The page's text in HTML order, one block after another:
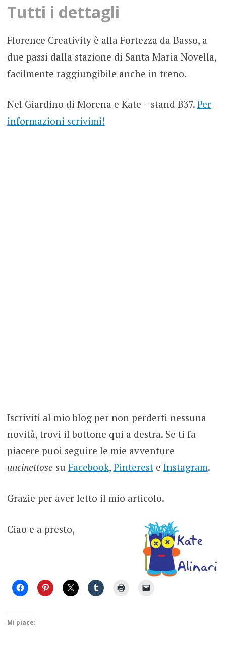
Tutti i dettagli
Florence Creativity è alla Fortezza da Basso, a
due passi dalla stazione di Santa Maria Novella,
facilmente raggiungibile anche in treno.
Nel Giardino di Morena e Kate – stand B37. Per
informazioni scrivimi!
Iscriviti al mio blog per non perderti nessuna
novità, trovi il bottone qui a destra. Se ti fa
piacere puoi seguire le mie avventure
uncinettosesu Facebook, Pintereste Instagram.
Grazie per aver letto il mio articolo.
Ciao e a presto,
Mi piace: